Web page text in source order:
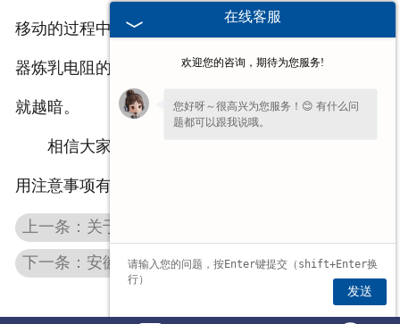
移动的过程中逐渐接近连入电路的下接线柱，则电阻
器炼乳电阻的阻值将逐渐减小，灯泡越亮，反之灯泡
就越暗。
相信大家通过上述内容，对于不锈钢电阻器的使
用注意事项有了一定的了解，希望对您有所帮助。
上一条：关于安徽起重机电阻器性能简单的剖析
下一条：安徽铝壳制动电阻厂家简单分享电阻的分类
在线客服
欢迎您的咨询，期待为您服务!
您好呀～很高兴为您服务！😊 有什么问
题都可以跟我说哦。
发送